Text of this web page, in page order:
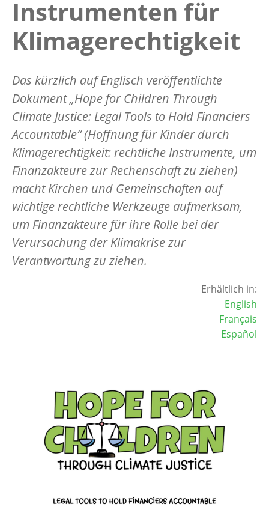
Instrumenten für
Klimagerechtigkeit
Das kürzlich auf Englisch veröffentlichte
Dokument „Hope for Children Through
Climate Justice: Legal Tools to Hold Financiers
Accountable“ (Hoffnung für Kinder durch
Klimagerechtigkeit: rechtliche Instrumente, um
Finanzakteure zur Rechenschaft zu ziehen)
macht Kirchen und Gemeinschaften auf
wichtige rechtliche Werkzeuge aufmerksam,
um Finanzakteure für ihre Rolle bei der
Verursachung der Klimakrise zur
Verantwortung zu ziehen.
Erhältlich in:
English
Français
Español